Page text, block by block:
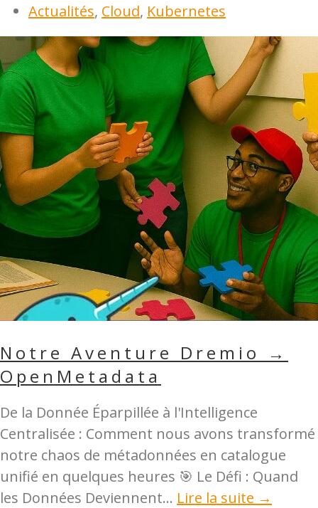
Actualités, Cloud, Kubernetes
Notre Aventure Dremio →
OpenMetadata
De la Donnée Éparpillée à l'Intelligence
Centralisée : Comment nous avons transformé
notre chaos de métadonnées en catalogue
unifié en quelques heures 🎯 Le Défi : Quand
les Données Deviennent... Lire la suite →